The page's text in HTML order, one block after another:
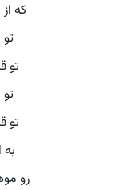
که
تو
تو
رو